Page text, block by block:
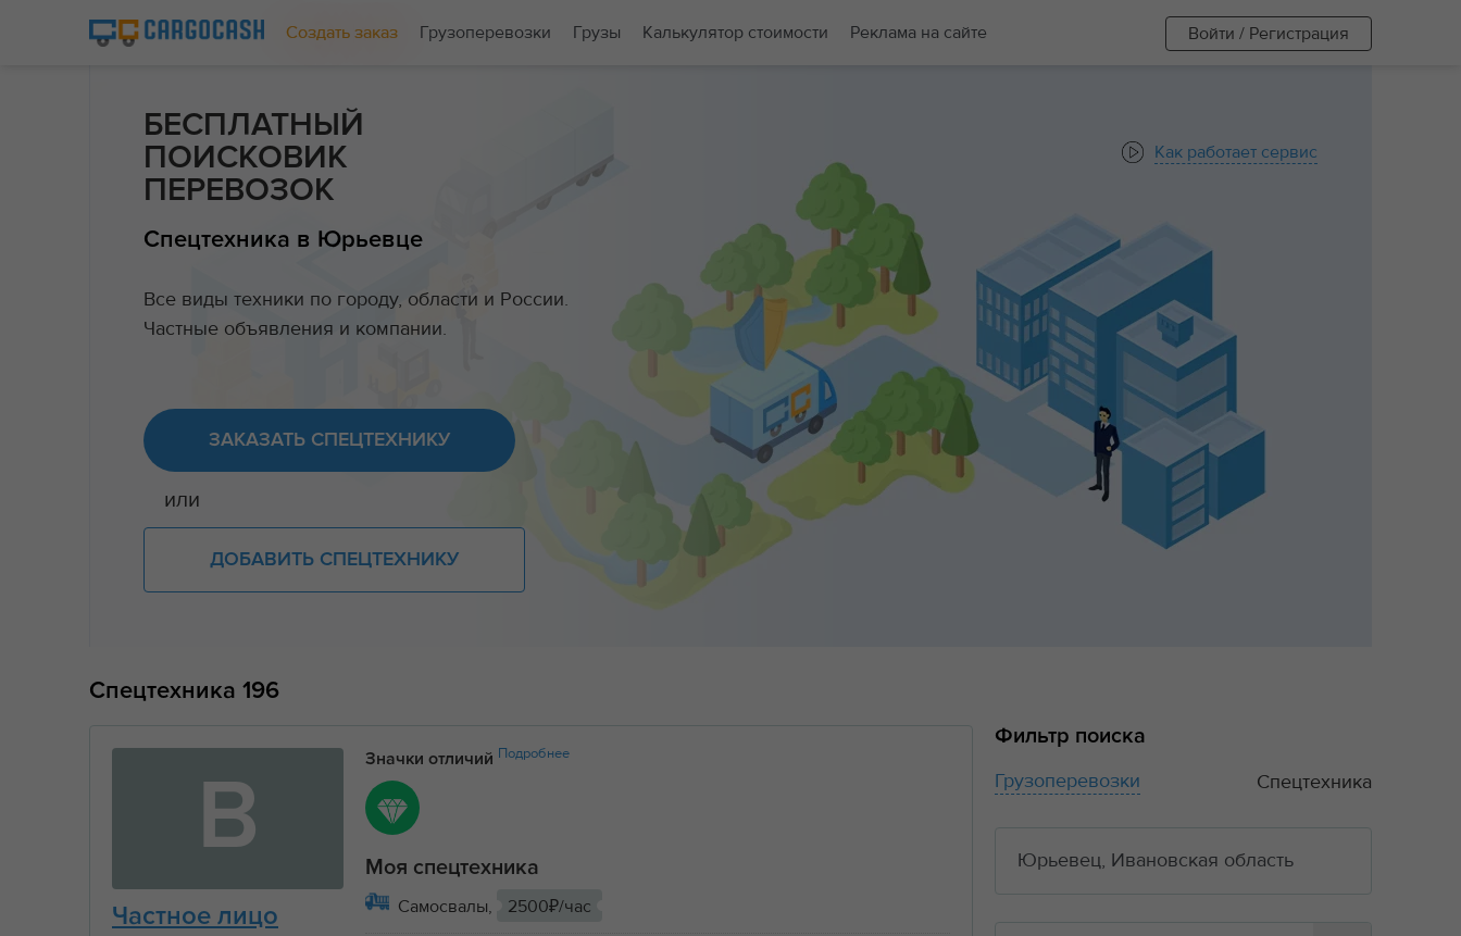
Создать заказ Грузоперевозки Грузы Калькулятор стоимости Реклама на сайте Войти / Регистрация
БЕСПЛАТНЫЙ
ПОИСКОВИК
ПЕРЕВОЗОК
Спецтехника в Юрьевце
Все виды техники по городу, области и России.
Частные объявления и компании.
ЗАКАЗАТЬ СПЕЦТЕХНИКУ
или
ДОБАВИТЬ СПЕЦТЕХНИКУ
Как работает сервис
Спецтехника 196
В
Частное лицо
Значки отличий Подробнее
Моя спецтехника
Самосвалы,
2500₽/час
Фильтр поиска
Грузоперевозки Спецтехника